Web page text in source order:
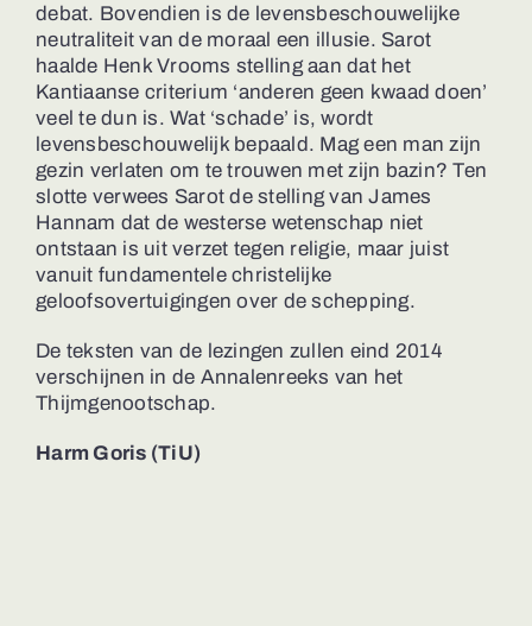
debat. Bovendien is de levensbeschouwelijke
neutraliteit van de moraal een illusie. Sarot
haalde Henk Vrooms stelling aan dat het
Kantiaanse criterium ‘anderen geen kwaad doen’
veel te dun is. Wat ‘schade’ is, wordt
levensbeschouwelijk bepaald. Mag een man zijn
gezin verlaten om te trouwen met zijn bazin? Ten
slotte verwees Sarot de stelling van James
Hannam dat de westerse wetenschap niet
ontstaan is uit verzet tegen religie, maar juist
vanuit fundamentele christelijke
geloofsovertuigingen over de schepping.
De teksten van de lezingen zullen eind 2014
verschijnen in de Annalenreeks van het
Thijmgenootschap.
Harm Goris (TiU)